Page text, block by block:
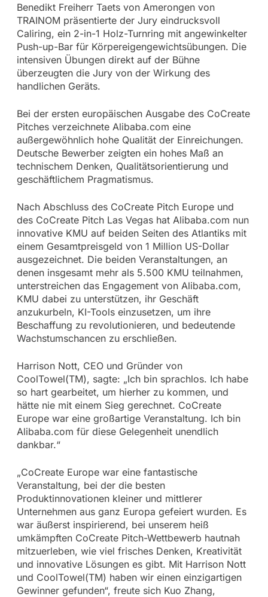
Benedikt Freiherr Taets von Amerongen von
TRAINOM präsentierte der Jury eindrucksvoll
Caliring, ein 2-in-1 Holz-Turnring mit angewinkelter
Push-up-Bar für Körpereigengewichtsübungen. Die
intensiven Übungen direkt auf der Bühne
überzeugten die Jury von der Wirkung des
handlichen Geräts.
Bei der ersten europäischen Ausgabe des CoCreate
Pitches verzeichnete Alibaba.com eine
außergewöhnlich hohe Qualität der Einreichungen.
Deutsche Bewerber zeigten ein hohes Maß an
technischem Denken, Qualitätsorientierung und
geschäftlichem Pragmatismus.
Nach Abschluss des CoCreate Pitch Europe und
des CoCreate Pitch Las Vegas hat Alibaba.com nun
innovative KMU auf beiden Seiten des Atlantiks mit
einem Gesamtpreisgeld von 1 Million US-Dollar
ausgezeichnet. Die beiden Veranstaltungen, an
denen insgesamt mehr als 5.500 KMU teilnahmen,
unterstreichen das Engagement von Alibaba.com,
KMU dabei zu unterstützen, ihr Geschäft
anzukurbeln, KI-Tools einzusetzen, um ihre
Beschaffung zu revolutionieren, und bedeutende
Wachstumschancen zu erschließen.
Harrison Nott, CEO und Gründer von
CoolTowel(TM), sagte: „Ich bin sprachlos. Ich habe
so hart gearbeitet, um hierher zu kommen, und
hätte nie mit einem Sieg gerechnet. CoCreate
Europe war eine großartige Veranstaltung. Ich bin
Alibaba.com für diese Gelegenheit unendlich
dankbar.“
„CoCreate Europe war eine fantastische
Veranstaltung, bei der die besten
Produktinnovationen kleiner und mittlerer
Unternehmen aus ganz Europa gefeiert wurden. Es
war äußerst inspirierend, bei unserem heiß
umkämpften CoCreate Pitch-Wettbewerb hautnah
mitzuerleben, wie viel frisches Denken, Kreativität
und innovative Lösungen es gibt. Mit Harrison Nott
und CoolTowel(TM) haben wir einen einzigartigen
Gewinner gefunden“, freute sich Kuo Zhang,